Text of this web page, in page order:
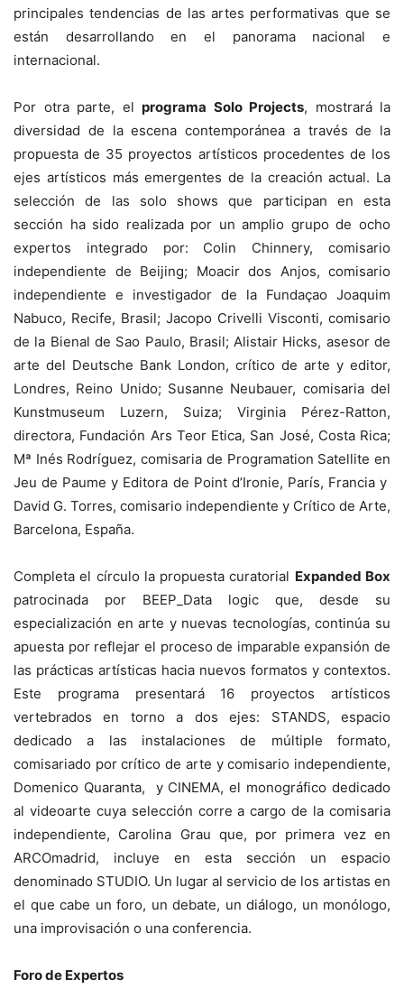
principales tendencias de las artes performativas que se
están desarrollando en el panorama nacional e
internacional.
Por otra parte, el programa Solo Projects, mostrará la
diversidad de la escena contemporánea a través de la
propuesta de 35 proyectos artísticos procedentes de los
ejes artísticos más emergentes de la creación actual. La
selección de las solo shows que participan en esta
sección ha sido realizada por un amplio grupo de ocho
expertos integrado por: Colin Chinnery, comisario
independiente de Beijing; Moacir dos Anjos, comisario
independiente e investigador de la Fundaçao Joaquim
Nabuco, Recife, Brasil; Jacopo Crivelli Visconti, comisario
de la Bienal de Sao Paulo, Brasil; Alistair Hicks, asesor de
arte del Deutsche Bank London, crítico de arte y editor,
Londres, Reino Unido; Susanne Neubauer, comisaria del
Kunstmuseum Luzern, Suiza; Virginia Pérez-Ratton,
directora, Fundación Ars Teor Etica, San José, Costa Rica;
Mª Inés Rodríguez, comisaria de Programation Satellite en
Jeu de Paume y Editora de Point d’Ironie, París, Francia y
David G. Torres, comisario independiente y Crítico de Arte,
Barcelona, España.
Completa el círculo la propuesta curatorial Expanded Box
patrocinada por BEEP_Data logic que, desde su
especialización en arte y nuevas tecnologías, continúa su
apuesta por reflejar el proceso de imparable expansión de
las prácticas artísticas hacia nuevos formatos y contextos.
Este programa presentará 16 proyectos artísticos
vertebrados en torno a dos ejes: STANDS, espacio
dedicado a las instalaciones de múltiple formato,
comisariado por crítico de arte y comisario independiente,
Domenico Quaranta, y CINEMA, el monográfico dedicado
al videoarte cuya selección corre a cargo de la comisaria
independiente, Carolina Grau que, por primera vez en
ARCOmadrid, incluye en esta sección un espacio
denominado STUDIO. Un lugar al servicio de los artistas en
el que cabe un foro, un debate, un diálogo, un monólogo,
una improvisación o una conferencia.
Foro de Expertos